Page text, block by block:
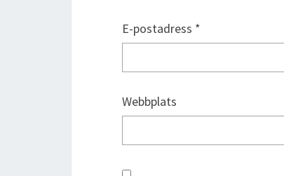
E-postadress *
Webbplats